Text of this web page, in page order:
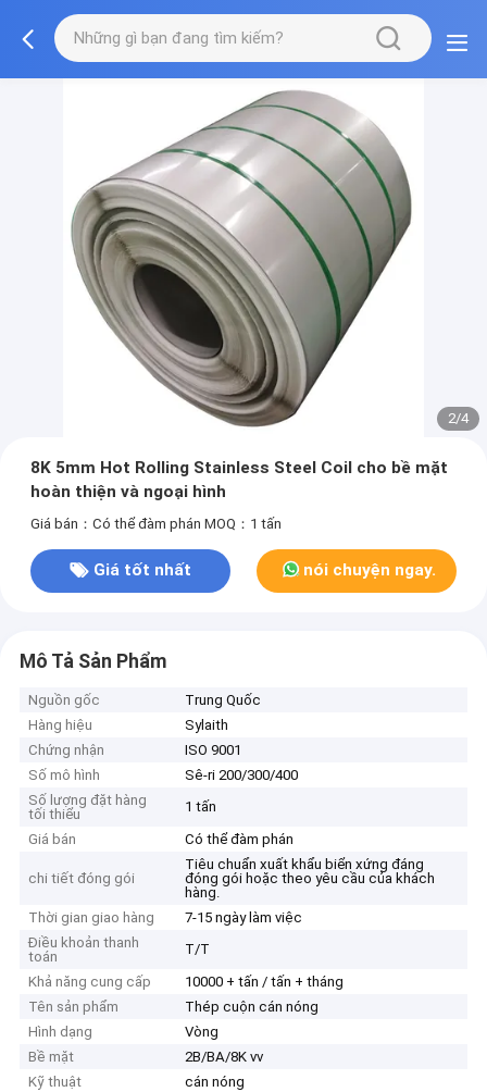
2/4
8K 5mm Hot Rolling Stainless Steel Coil cho bề mặt
hoàn thiện và ngoại hình
Giá bán：Có thể đàm phán MOQ：1 tấn
Giá tốt nhất nói chuyện ngay.
Mô Tả Sản Phẩm
Nguồn gốc
Trung Quốc
Hàng hiệu
Sylaith
Chứng nhận
ISO 9001
Số mô hình
Sê-ri 200/300/400
Số lượng đặt hàng
tối thiểu
1 tấn
Giá bán
Có thể đàm phán
chi tiết đóng gói
Tiêu chuẩn xuất khẩu biển xứng đáng
đóng gói hoặc theo yêu cầu của khách
hàng.
Thời gian giao hàng
7-15 ngày làm việc
Điều khoản thanh
toán
T/T
Khả năng cung cấp
10000 + tấn / tấn + tháng
Tên sản phẩm
Thép cuộn cán nóng
Hình dạng
Vòng
Bề mặt
2B/BA/8K vv
Kỹ thuật
cán nóng